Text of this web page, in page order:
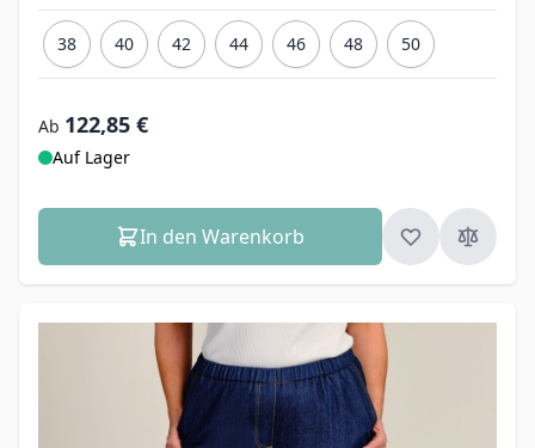
38 40 42 44 46 48 50
Ab 122,85 €
Auf Lager
In den Warenkorb